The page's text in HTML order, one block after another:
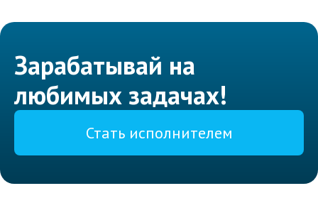
Зарабатывай на
любимых задачах!
Стать исполнителем